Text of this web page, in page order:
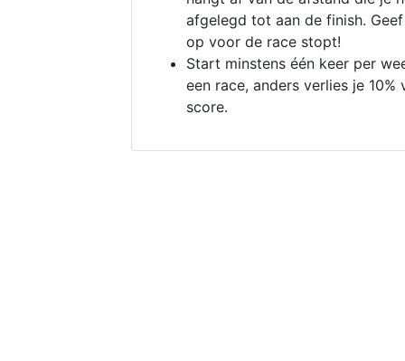
afgelegd tot aan de finish.
op voor de race stopt!
Start minstens één keer per
een race, anders verlies je 10%
score.